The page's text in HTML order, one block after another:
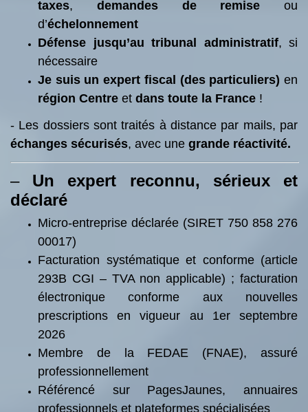
taxes, demandes de remise ou
d’échelonnement
Défense jusqu’au tribunal administratif, si
nécessaire
Je suis un expert fiscal (des particuliers) en
région Centre et dans toute la France !
- Les dossiers sont traités à distance par mails, par
échanges sécurisés, avec une grande réactivité.
– Un expert reconnu, sérieux et
déclaré
Micro-entreprise déclarée (SIRET 750 858 276
00017)
Facturation systématique et conforme (article
293B CGI – TVA non applicable) ; facturation
électronique conforme aux nouvelles
prescriptions en vigueur au 1er septembre
2026
Membre de la FEDAE (FNAE), assuré
professionnellement
Référencé sur PagesJaunes, annuaires
professionnels et plateformes spécialisées